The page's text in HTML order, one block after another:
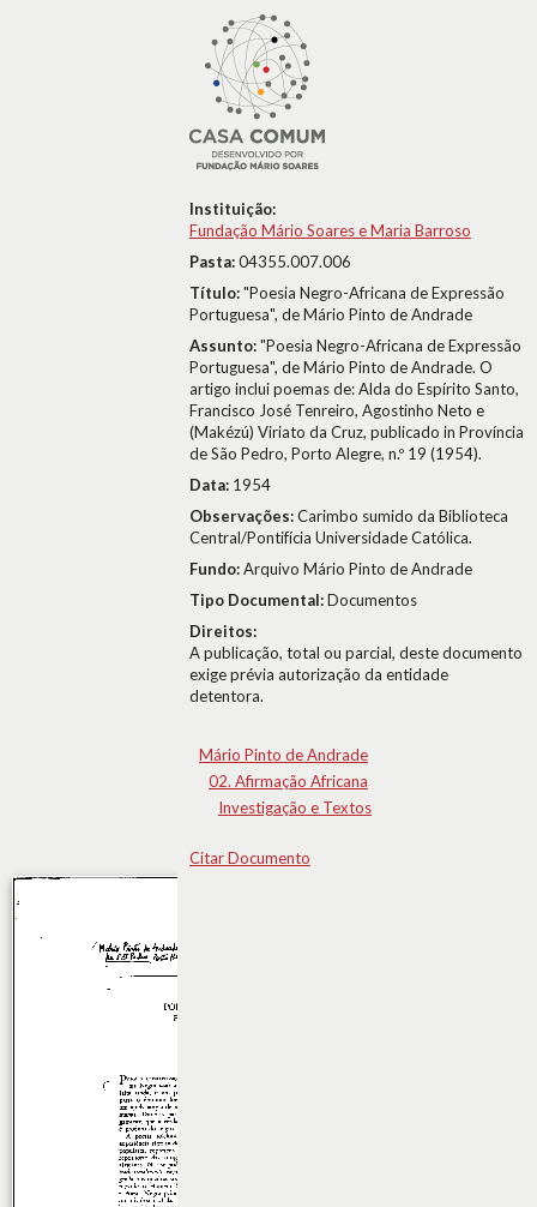
Instituição:
Fundação Mário Soares e Maria Barroso
Pasta:04355.007.006
Título:"Poesia Negro-Africana de Expressão
Portuguesa", de Mário Pinto de Andrade
Assunto:"Poesia Negro-Africana de Expressão
Portuguesa", de Mário Pinto de Andrade. O
artigo inclui poemas de: Alda do Espírito Santo,
Francisco José Tenreiro, Agostinho Neto e
(Makézú) Viriato da Cruz, publicado in Província
de São Pedro, Porto Alegre, n.º 19 (1954).
Data: 1954
Observações:Carimbo sumido da Biblioteca
Central/Pontifícia Universidade Católica.
Fundo:Arquivo Mário Pinto de Andrade
Tipo Documental:Documentos
Direitos:
A publicação, total ou parcial, deste documento
exige prévia autorização da entidade
detentora.
Mário Pinto de Andrade
02. Afirmação Africana
Investigação e Textos
Citar Documento